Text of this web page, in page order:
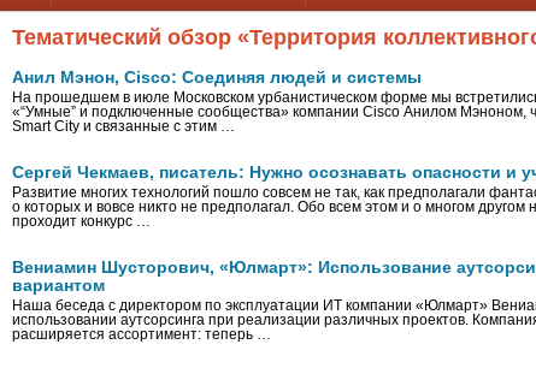
Тематический обзор «Территория
Анил Мэнон, Cisco: Соединяя людей и системы
На прошедшем в июле Московском урбанистическом форме мы
«“Умные” и подключенные сообщества» компании Cisco Анилом Мэноном,
Smart City и связанные с этим …
Сергей Чекмаев, писатель: Нужно осознавать опасности и
Развитие многих технологий пошло совсем не так, как предполагали
о которых и вовсе никто не предполагал. Обо всем этом и о многом другом
проходит конкурс …
Вениамин Шусторович, «Юлмарт»: Использование
вариантом
Наша беседа с директором по эксплуатации ИТ компании «Юлмарт»
использовании аутсорсинга при реализации различных проектов.
расширяется ассортимент: теперь …